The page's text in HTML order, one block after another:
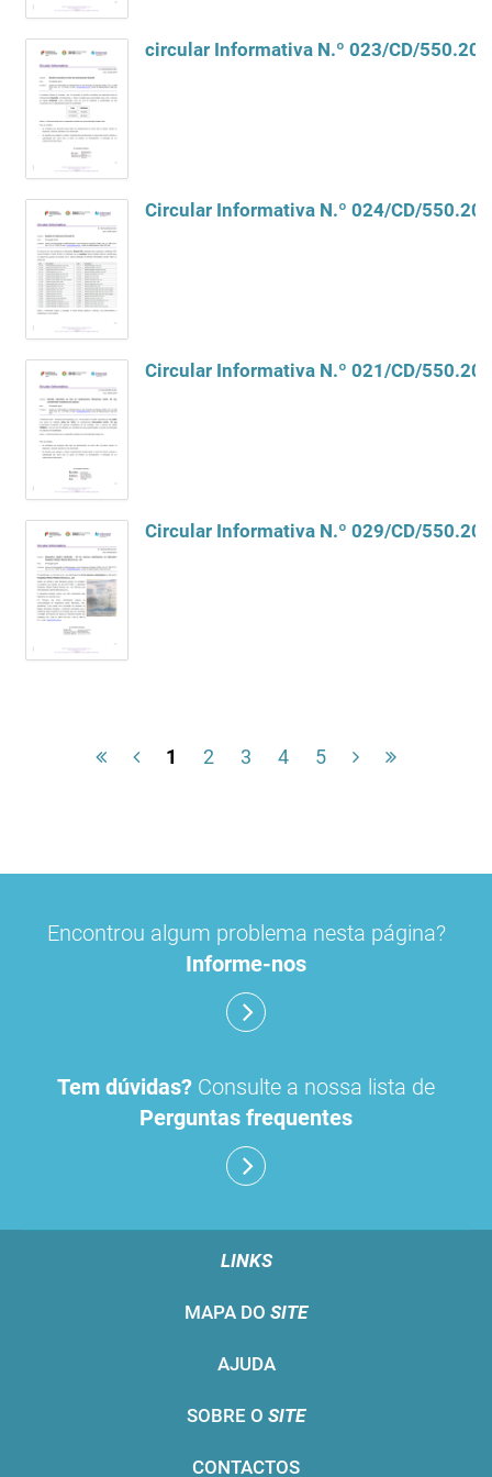
1 2 3 4 5
Encontrou algum problema nesta página?
Informe-nos
Tem dúvidas? Consulte a nossa lista de
Perguntas frequentes
LINKS
MAPA DO SITE
AJUDA
SOBRE O SITE
CONTACTOS